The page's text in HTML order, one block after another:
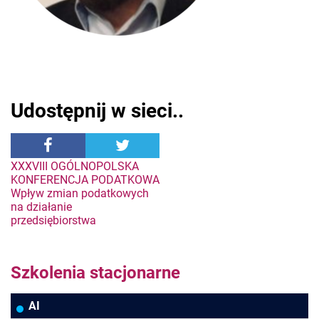
Udostępnij w sieci..
Nawigacja
wpisu
XXXVIII OGÓLNOPOLSKA
KONFERENCJA PODATKOWA
Wpływ zmian podatkowych
na działanie
przedsiębiorstwa
Szkolenia stacjonarne
AI